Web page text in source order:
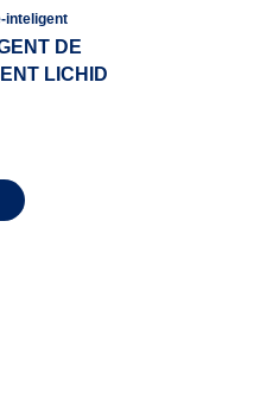
inteligent
DE
LICHID